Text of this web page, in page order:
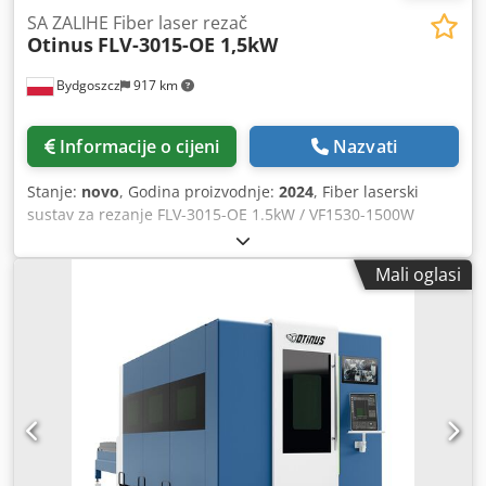
Bydgoszcz 917 km
SA ZALIHE Fiber laser rezač
Otinus FLV-3015-OE 1,5kW
Informacije o cijeni Nazvati
Stanje: novo, Godina proizvodnje: 2024, Fiber laserski
sustav za rezanje FLV-3015-OE 1.5kW / VF1530-1500W
Tehnički parametri - Maksimalna veličina lista: 3000 x 1500
mm - Točnost pozicioniranja osi X i Y: ±0,05 mm/m -
Ponovljiva točnost pozicioniranja osi X i Y: ±0,03 mm -
ubrzanje: 0,5 G - Maksimalna nosivost: 1200 kg - Snaga: 1,5
kW - Potrošnja energije: 12,0 kW - Izvorna marka: MAX
Photonics - Priključak za napajanje: ~3x400 V 50 Hz - Klasa
zaštite: IP54 - Duljina: 4500 mm - Širina: 2300 mm - Visina:
1920 mm debljina rezanja - Ugljični čelik: preporučena
debljina 12,0 mm, maksimalna debljina 16,0 mm -
Nehrđajući čelik: preporučena debljina 5,0 mm,
Mali oglasi